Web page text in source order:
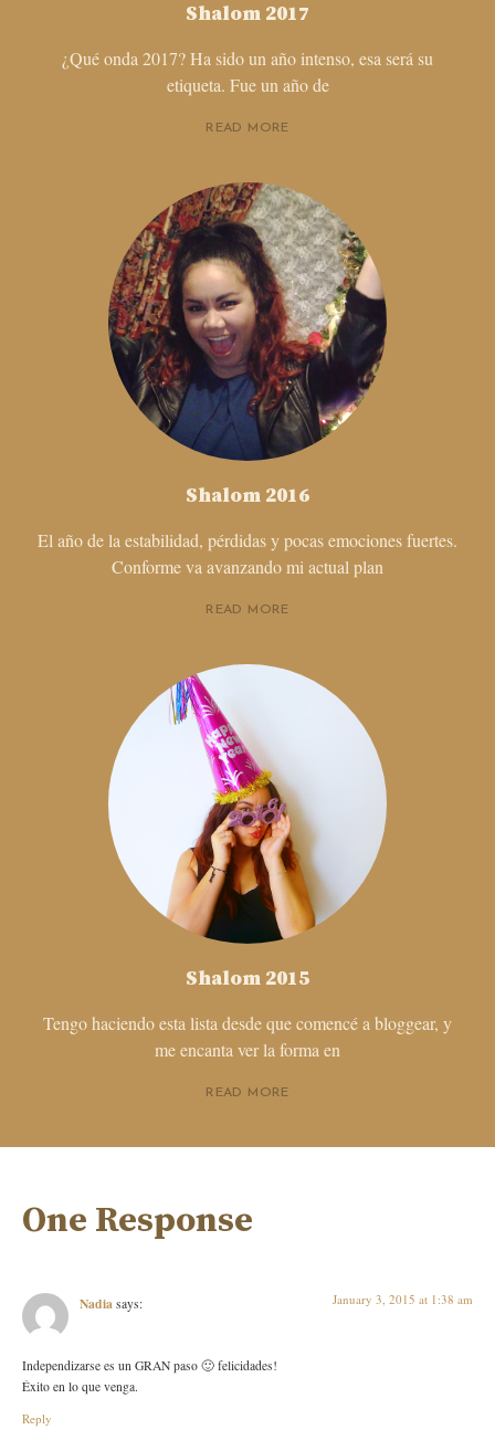
Shalom 2017
¿Qué onda 2017? Ha sido un año intenso, esa será su
etiqueta. Fue un año de
READ MORE
Shalom 2016
El año de la estabilidad, pérdidas y pocas emociones fuertes.
Conforme va avanzando mi actual plan
READ MORE
Shalom 2015
Tengo haciendo esta lista desde que comencé a bloggear, y
me encanta ver la forma en
READ MORE
One Response
Nadia says: January 3, 2015 at 1:38 am
Independizarse es un GRAN paso 🙂 felicidades!
Éxito en lo que venga.
Reply